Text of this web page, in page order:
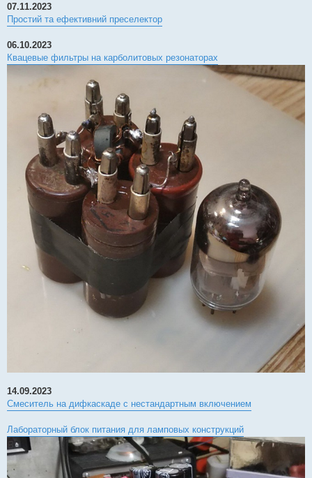
07.11.2023
Простий та ефективний преселектор
06.10.2023
Квацевые фильтры на карболитовых резонаторах
14.09.2023
Смеситель на дифкаскаде с нестандартным включением
Лабораторный блок питания для ламповых конструкций